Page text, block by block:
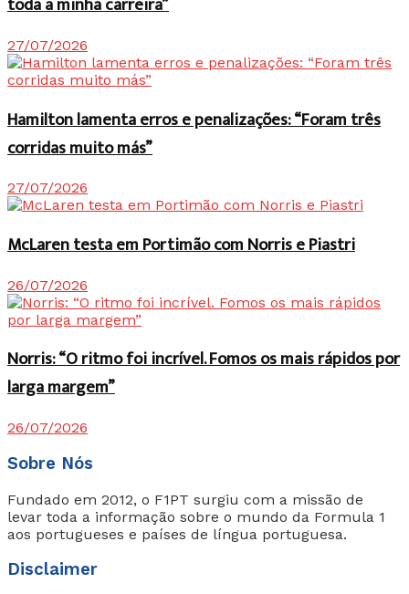
27/07/2026
Hamilton lamenta erros e penalizações: “Foram três
corridas muito más”
27/07/2026
McLaren testa em Portimão com Norris e Piastri
26/07/2026
Norris: “O ritmo foi incrível. Fomos os mais rápidos por
larga margem”
26/07/2026
Sobre Nós
Fundado em 2012, o F1PT surgiu com a missão de
levar toda a informação sobre o mundo da Formula 1
aos portugueses e países de língua portuguesa.
Disclaimer